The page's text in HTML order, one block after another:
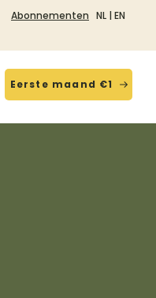
Abonnementen NL | EN
Eerste maand €1